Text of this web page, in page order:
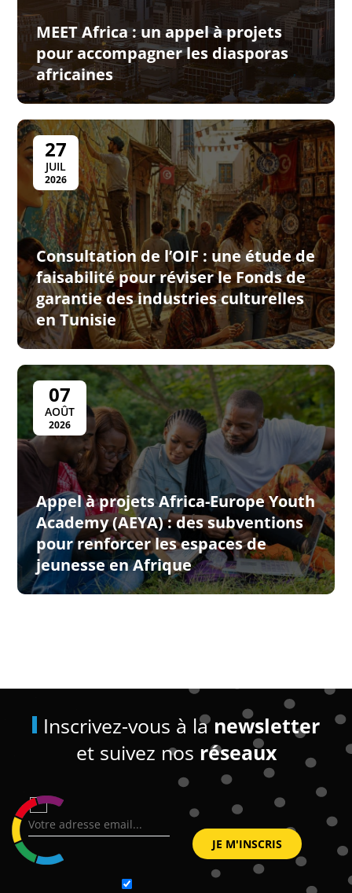
MEET Africa : un appel à projets
pour accompagner les diasporas
africaines
27
JUIL
2026
Consultation de l’OIF : une étude de
faisabilité pour réviser le Fonds de
garantie des industries culturelles
en Tunisie
07
AOÛT
2026
Appel à projets Africa-Europe Youth
Academy (AEYA) : des subventions
pour renforcer les espaces de
jeunesse en Afrique
Inscrivez-vous à lanewsletter
et suivez nos réseaux